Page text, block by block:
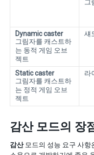
그
Dynamic caster
그림자를 캐스트하
는 동적 게임 오브
젝트
섀
Static caster
그림자를 캐스트하
는 정적 게임 오브
젝트
라
감산 모드의 장
감산모드의 성능 요구 사항